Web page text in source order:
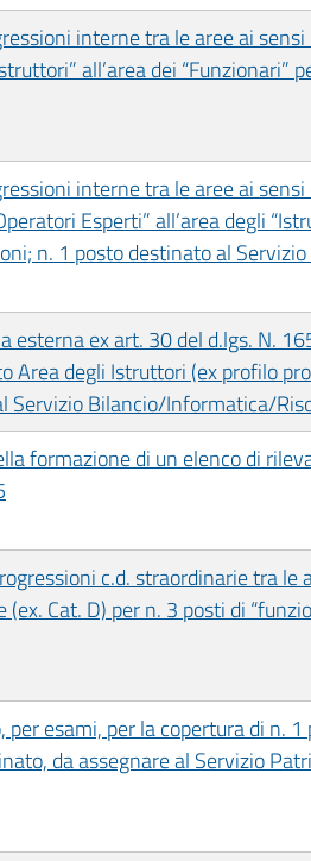
interne tra le aree ai
all’area dei “Funzionari”
interne tra le aree ai
Esperti” all’area degli
n. 1 posto destinato al
ex art. 30 del d.lgs. N.
Area degli Istruttori (ex profilo
Servizio Bilancio/Informatica/
formazione di un elenco di
c.d. straordinarie tra le
Cat. D) per n. 3 posti di
esami, per la copertura di n.
da assegnare al Servizio